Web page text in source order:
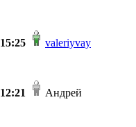
15:25 valeriyvay
12:21 Андрей